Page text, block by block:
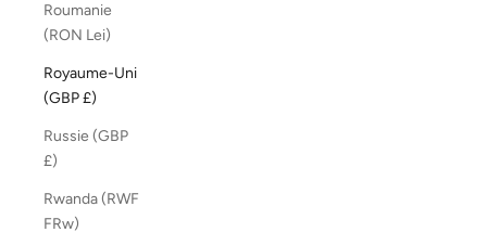
Roumanie
(RON Lei)
Royaume-Uni
(GBP £)
Russie (GBP
£)
Rwanda (RWF
FRw)